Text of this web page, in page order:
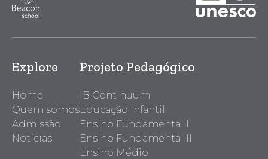
Explore
Home
Quem somos
Admissão
Notícias
Projeto Pedagógico
IB Continuum
Educação Infantil
Ensino Fundamental I
Ensino Fundamental II
Ensino Médio